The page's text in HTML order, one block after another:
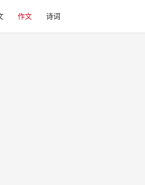
作文 诗词